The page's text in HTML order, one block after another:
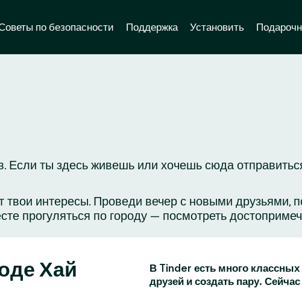
по безопасности Поддержка Установить
ты здесь живешь или хочешь сюда
твои интересы. Проведи вечер с новыми друзьями,
прогуляться по городу — посмотреть
Хай
В Tinder есть много
друзей и создать пару.